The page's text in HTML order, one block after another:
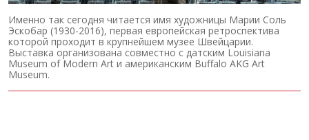
Именно так сегодня читается имя художницы Марии Соль
Эскобар (1930-2016), первая европейская ретроспектива
которой проходит в крупнейшем музее Швейцарии.
Выставка организована совместно с датским Louisiana
Museum of Modern Art и американским Buffalo AKG Art
Museum.